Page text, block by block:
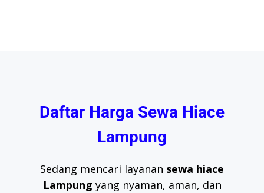
Daftar Harga Sewa Hiace
Lampung
Sedang mencari layanan sewa hiace
Lampung yang nyaman, aman, dan